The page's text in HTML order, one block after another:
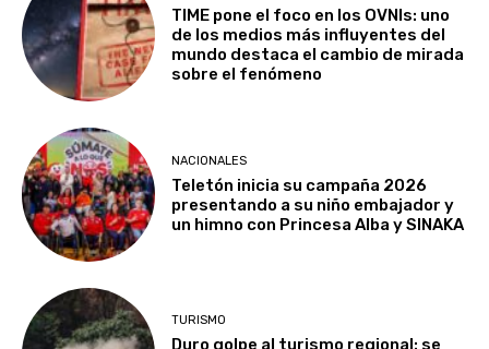
TIME pone el foco en los OVNIs: uno
de los medios más influyentes del
mundo destaca el cambio de mirada
sobre el fenómeno
NACIONALES
Teletón inicia su campaña 2026
presentando a su niño embajador y
un himno con Princesa Alba y SINAKA
TURISMO
Duro golpe al turismo regional: se